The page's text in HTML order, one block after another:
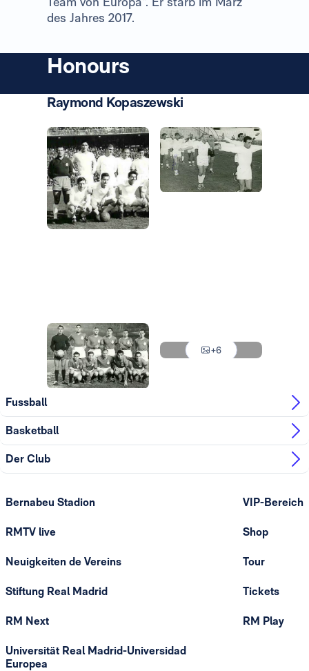
des Jahres 2017.
Honours
Raymond Kopaszewski
Foto: Real Madrid
Foto: Real Madrid
+6
Fussball
Basketball
Der Club
Bernabeu Stadion
RMTV live
Neuigkeiten de Vereins
Stiftung Real Madrid
RM Next
Universität Real Madrid-Universidad
Europea
VIP-Bereich
Shop
Tour
Tickets
RM Play